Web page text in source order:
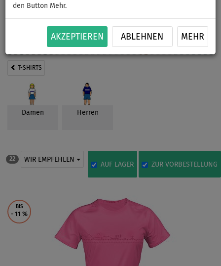
den Button Mehr.
AKZEPTIEREN ABLEHNEN MEHR
T-SHIRTS
Damen Herren
22 WIR EMPFEHLEN
AUF LAGER ZUR VORBESTELLUNG
BIS
- 11 %